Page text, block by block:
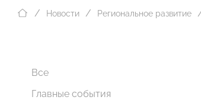
Новости Региональное развитие
Все
Главные события